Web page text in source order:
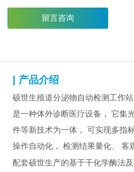
留言咨询
| 产品介绍
硕世生殖道分泌物自动检测工作
是一种体外诊断医疗设备， 它集
件等新技术为一体， 可实现多指
操作自动化， 检测结果量化、 客
配套硕世生产的基于干化学酶法